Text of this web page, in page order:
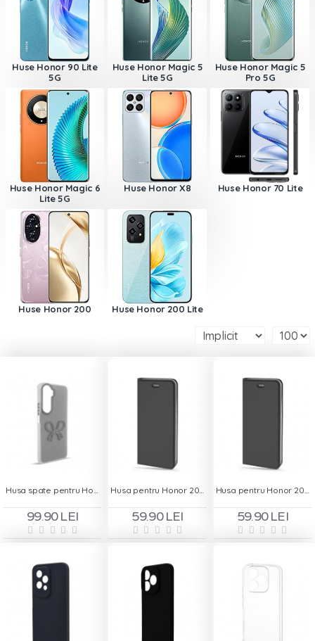
Huse Honor 90 Lite
5G
Huse Honor Magic 5
Lite 5G
Huse Honor Magic 5
Pro 5G
Huse Honor Magic 6
Lite 5G
Huse Honor X8 Huse Honor 70 Lite
Huse Honor 200 Huse Honor 200 Lite
99.90 LEI 59.90 LEI 59.90 LEI